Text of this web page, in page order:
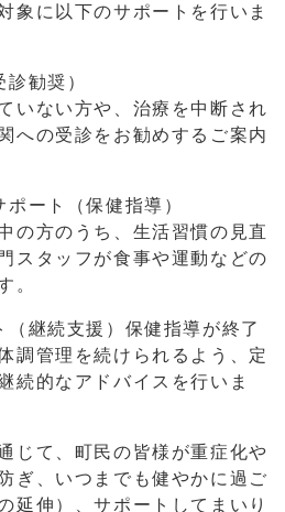
象に以下のサポートを行いま
勧奨）
いない方や、治療を中断され
への受診をお勧めするご案内
ート（保健指導）
の方のうち、生活習慣の見直
スタッフが食事や運動などの
。
継続支援）保健指導が終了
調管理を続けられるよう、定
続的なアドバイスを行いま
じて、町民の皆様が重症化や
ぎ、いつまでも健やかに過ご
延伸）、サポートしてまいり